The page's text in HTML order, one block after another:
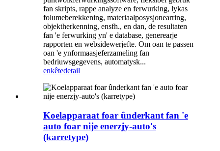
fan skripts, rappe analyze en ferwurking, lykas
folumeberekkening, materiaalposysjonearring,
objektherkenning, ensfh., en dan, de resultaten
fan 'e ferwurking yn' e database, generearje
rapporten en websidewerjefte. Om oan te passen
oan 'e ynformaasjeferzameling fan
bedriuwsgegevens, automatysk...
enkêtedetail
Koelapparaat foar ûnderkant fan 'e
auto foar nije enerzjy-auto's
(karretype)